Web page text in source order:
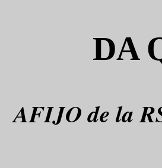
DA
AFIJO de la